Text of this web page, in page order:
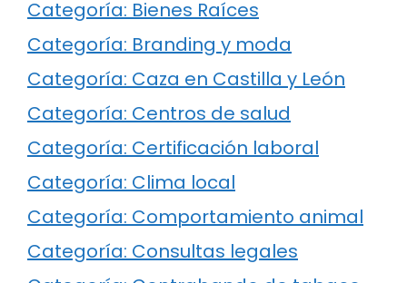
Categoría: Bienes Raíces
Categoría: Branding y moda
Categoría: Caza en Castilla y León
Categoría: Centros de salud
Categoría: Certificación laboral
Categoría: Clima local
Categoría: Comportamiento animal
Categoría: Consultas legales